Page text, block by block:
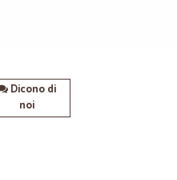
Dicono di
noi